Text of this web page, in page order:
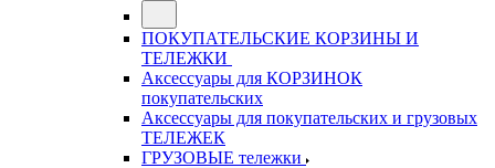
ПОКУПАТЕЛЬСКИЕ КОРЗИНЫ И
ТЕЛЕЖКИ
Аксессуары для КОРЗИНОК
покупательских
Аксессуары для покупательских и грузовых
ТЕЛЕЖЕК
ГРУЗОВЫЕ тележки